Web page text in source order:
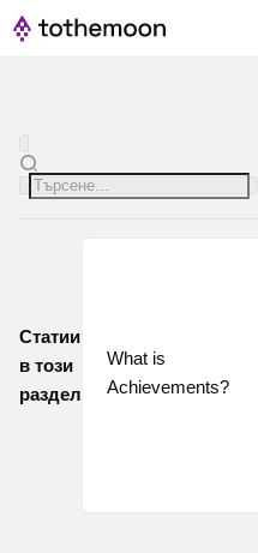
Статии
в този
раздел
What is
Achievements?